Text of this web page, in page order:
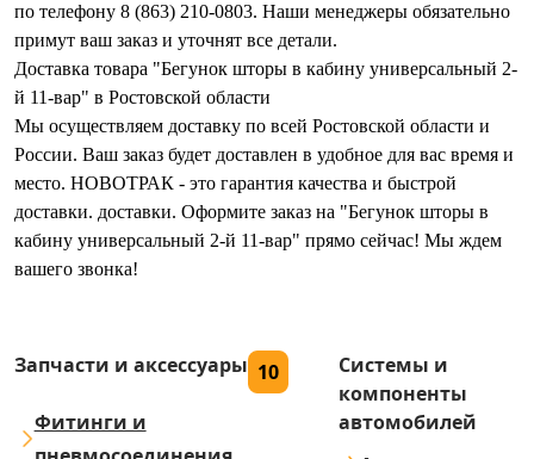
по телефону 8 (863) 210-0803. Наши менеджеры обязательно
примут ваш заказ и уточнят все детали.
Доставка товара "Бегунок шторы в кабину универсальный 2-
й 11-вар" в Ростовской области
Мы осуществляем доставку по всей Ростовской области и
России. Ваш заказ будет доставлен в удобное для вас время и
место. НОВОТРАК - это гарантия качества и быстрой
доставки. доставки. Оформите заказ на "Бегунок шторы в
кабину универсальный 2-й 11-вар" прямо сейчас! Мы ждем
вашего звонка!
Запчасти и аксессуары 10
Фитинги и
Системы и
компоненты
автомобилей